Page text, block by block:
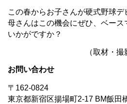
この春からお子さんが硬式野球
母さんはこの機会にぜひ、ベー
いかがですか？
（取材・
お問い合わせ
〒162-0824
東京都新宿区揚場町2-17 BM飯田